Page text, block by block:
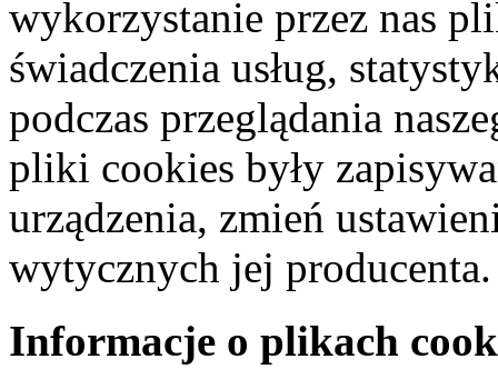
wykorzystanie przez nas
świadczenia usług,
podczas przeglądania
pliki cookies były
urządzenia, zmień
wytycznych jej producenta.
Informacje o plikach